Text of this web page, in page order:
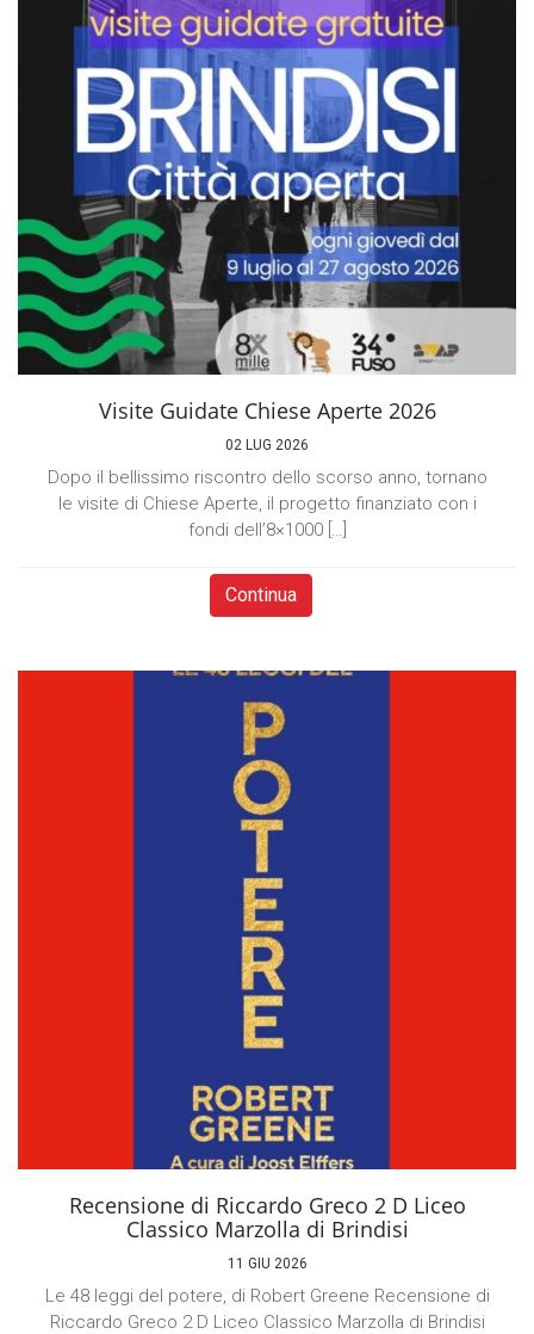
Visite Guidate Chiese Aperte 2026
02 LUG 2026
Dopo il bellissimo riscontro dello scorso anno, tornano
le visite di Chiese Aperte, il progetto finanziato con i
fondi dell’8×1000 […]
Continua
Recensione di Riccardo Greco 2 D Liceo
Classico Marzolla di Brindisi
11 GIU 2026
Le 48 leggi del potere, di Robert Greene Recensione di
Riccardo Greco 2 D Liceo Classico Marzolla di Brindisi